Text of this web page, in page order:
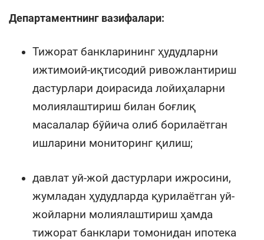
Департаментнинг вазифалари:
Тижорат банкларининг ҳудудларни
ижтимоий-иқтисодий ривожлантириш
дастурлари доирасида лойиҳаларни
молиялаштириш билан боғлиқ
масалалар бўйича олиб борилаётган
ишларини мониторинг қилиш;
давлат уй-жой дастурлари ижросини,
жумладан ҳудудларда қурилаётган уй-
жойларни молиялаштириш ҳамда
тижорат банклари томонидан ипотека